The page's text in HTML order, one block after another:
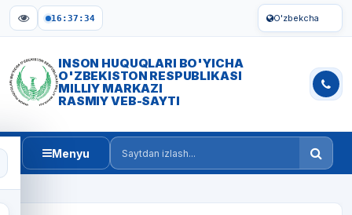
16:37:35 O'zbekcha
INSON HUQUQLARI BO'YICHA
O'ZBEKISTON RESPUBLIKASI
MILLIY MARKAZI
RASMIY VEB-SAYTI
Menyu
Saytdan izlash